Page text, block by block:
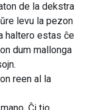
de la dekstra
levu la pezon
haltero estas ĉe
dum mallonga
reen al la